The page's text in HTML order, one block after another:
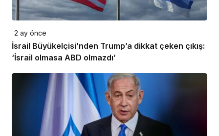
2 ay önce
İsrail Büyükelçisi’nden Trump’a dikkat çeken çıkış:
‘İsrail olmasa ABD olmazdı’